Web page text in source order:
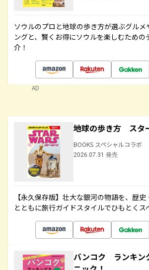
ソウルのプロと地球の歩き方が選ぶグル
ングと、賢くお得にソウルを楽しむため
介！
AD
地球の歩き方 スタ
BOOKS スペシャルコラボ
2026.07.31 発売
【永久保存版】壮大な銀河の物語を、歴
とともに旅行ガイドスタイルでひもとくス
バンコク ランキン